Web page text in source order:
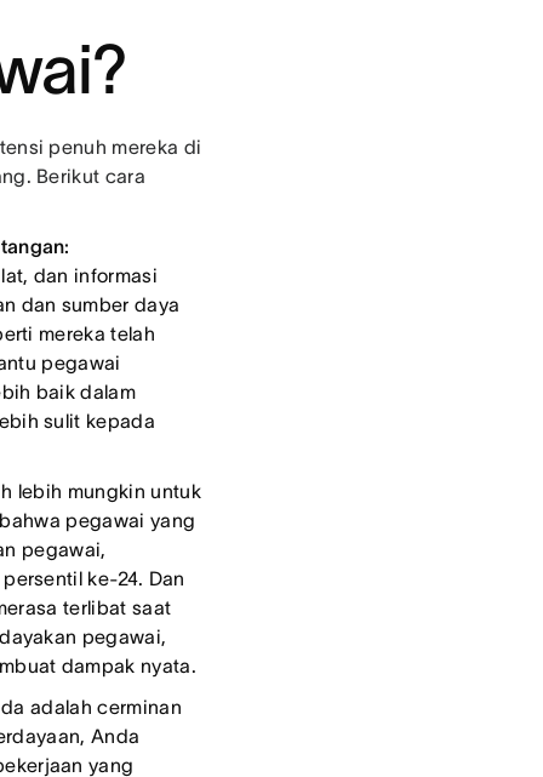
penuh mereka di
Berikut cara
dan informasi
dan sumber daya
mereka telah
pegawai
baik dalam
sulit kepada
lebih mungkin untuk
pegawai yang
pegawai,
ke-24. Dan
terlibat saat
pegawai,
dampak nyata.
adalah cerminan
Anda
yang